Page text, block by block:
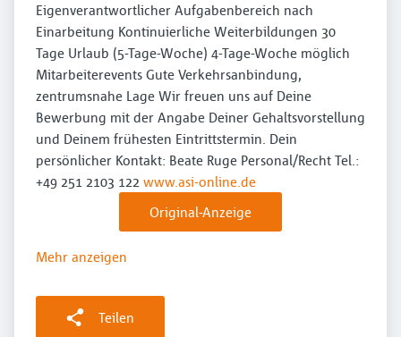
Eigenverantwortlicher Aufgabenbereich nach
Einarbeitung Kontinuierliche Weiterbildungen 30
Tage Urlaub (5-Tage-Woche) 4-Tage-Woche möglich
Mitarbeiterevents Gute Verkehrsanbindung,
zentrumsnahe Lage Wir freuen uns auf Deine
Bewerbung mit der Angabe Deiner Gehaltsvorstellung
und Deinem frühesten Eintrittstermin. Dein
persönlicher Kontakt: Beate Ruge Personal/Recht Tel.:
+49 251 2103 122 www.asi-online.de
Original-Anzeige
Mehr anzeigen
Teilen